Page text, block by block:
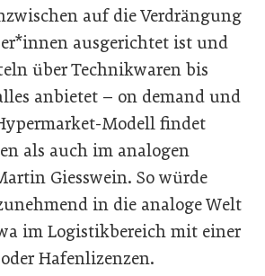
auf die Verdrängung
ausgerichtet ist und
über Technikwaren bis
anbietet – on demand und
Modell findet
als auch im analogen
Giesswein. So würde
in die analoge Welt
im Logistikbereich mit einer
Hafenlizenzen.